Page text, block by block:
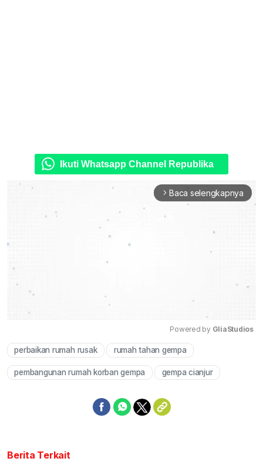
Ikuti Whatsapp Channel Republika
arrow_forward_ios Baca selengkapnya
Powered by GliaStudios
perbaikan rumah rusak rumah tahan gempa
pembangunan rumah korban gempa gempa cianjur
Berita Terkait